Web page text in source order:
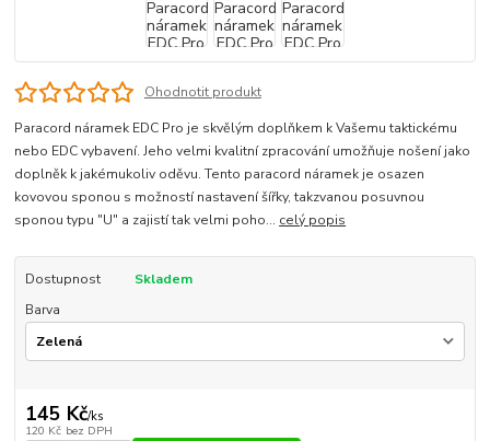
Ohodnotit produkt
Paracord náramek EDC Pro je skvělým doplňkem k Vašemu taktickému
nebo EDC vybavení. Jeho velmi kvalitní zpracování umožňuje nošení jako
doplněk k jakémukoliv oděvu. Tento paracord náramek je osazen
kovovou sponou s možností nastavení šířky, takzvanou posuvnou
sponou typu "U" a zajistí tak velmi poho... celý popis
Dostupnost
Skladem
Barva
145 Kč/ks
120 Kč bez DPH